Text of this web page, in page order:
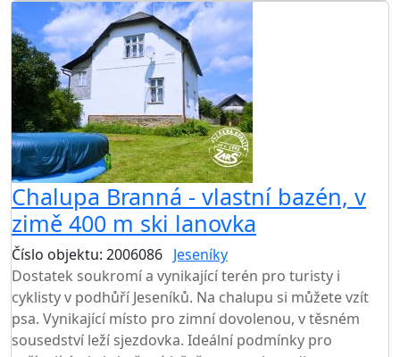
Chalupa Branná - vlastní bazén, v
zimě 400 m ski lanovka
Číslo objektu: 2006086 Jeseníky
Dostatek soukromí a vynikající terén pro turisty i
cyklisty v podhůří Jeseníků. Na chalupu si můžete vzít
psa. Vynikající místo pro zimní dovolenou, v těsném
sousedství leží sjezdovka. Ideální podmínky pro